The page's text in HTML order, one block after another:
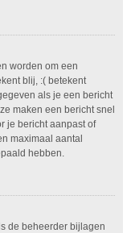
worden om een
blij, :( betekent
als je een bericht
maken een bericht snel
je bericht aanpast of
maximaal aantal
hebben.
de beheerder bijlagen